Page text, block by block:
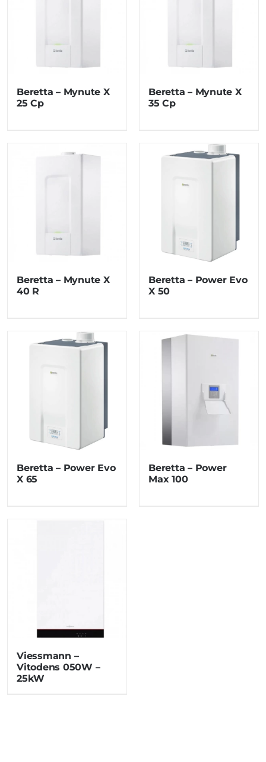
Beretta – Mynute X
25 Cp
Beretta – Mynute X
35 Cp
Beretta – Mynute X
40 R
Beretta – Power Evo
X 50
Beretta – Power Evo
X 65
Beretta – Power
Max 100
Viessmann –
Vitodens 050W –
25kW